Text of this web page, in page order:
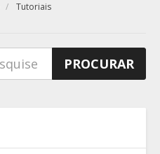
Tutoriais